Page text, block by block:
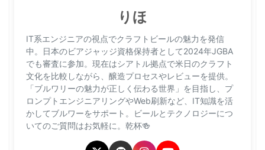
りほ
IT系エンジニアの視点でクラフトビールの魅力を発信
中。日本のビアジャッジ資格保持者として2024年JGBA
でも審査に参加。現在はシアトル拠点で米日のクラフト
文化を比較しながら、醸造プロセスやレビューを提供。
「ブルワリーの魅力が正しく伝わる世界」を目指し、プ
ロンプトエンジニアリングやWeb刷新など、IT知識を活
かしてブルワーをサポート。ビールとテクノロジーにつ
いてのご質問はお気軽に。乾杯🍻